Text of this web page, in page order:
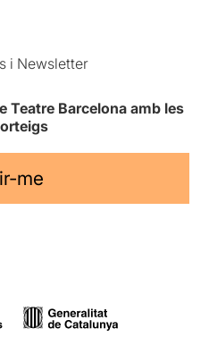
i Newsletter
Teatre Barcelona amb les
me